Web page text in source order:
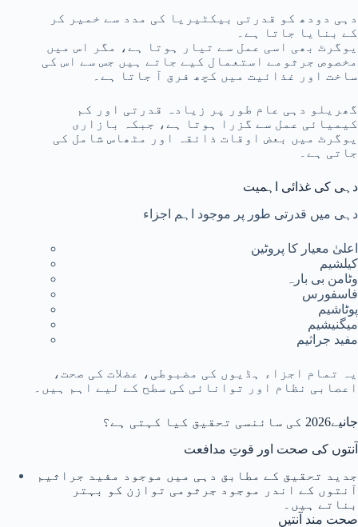
دہی دودھ کو قدرتی بیکٹیریا کی مدد سے خمیر کر
کے بنایا جاتا ہے۔
یوگرٹ بھی اسی عمل سے تیار ہوتا ہے، مگر اس میں
مخصوص جرثومے استعمال کیے جاتے ہیں جس سے اس کی
ساخت اور غذائیت میں کچھ فرق آ جاتا ہے۔
گھریلو دہی عام طور پر زیادہ قدرتی اور کم
کیمیائی عمل سے گزرا ہوتا ہے، جبکہ بازاری
یوگرٹ میں بعض اوقات ذائقہ اور مٹھاس شامل کی
جاتی ہے۔
دہی کی غذائی اہمیت
دہی میں قدرتی طور پر موجود اہم اجزاء
اعلیٰ معیار کا پروٹین
کیلشیم
وٹامن بی بارہ
فاسفورس
پوٹاشیم
میگنیشیم
مفید جراثیم
یہ تمام اجزاء ہڈیوں کی مضبوطی، عضلات کی صحت،
اعصابی نظام اور توانائی کی سطح کے لیے اہم ہیں۔
جانیے2026 کی سائنسی تحقیق کیا کہتی ہے؟
آنتوں کی صحت اور قوتِ مدافعت
جدید تحقیق کے مطابق دہی میں موجود مفید جراثیم
آنتوں کے اندر موجود جرثومی توازن کو بہتر
بناتے ہیں۔
صحت مند آنتیں